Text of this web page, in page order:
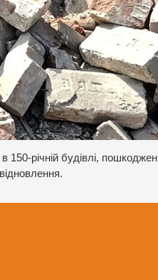
150-річній будівлі,